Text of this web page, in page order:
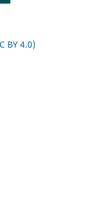
BY 4.0)